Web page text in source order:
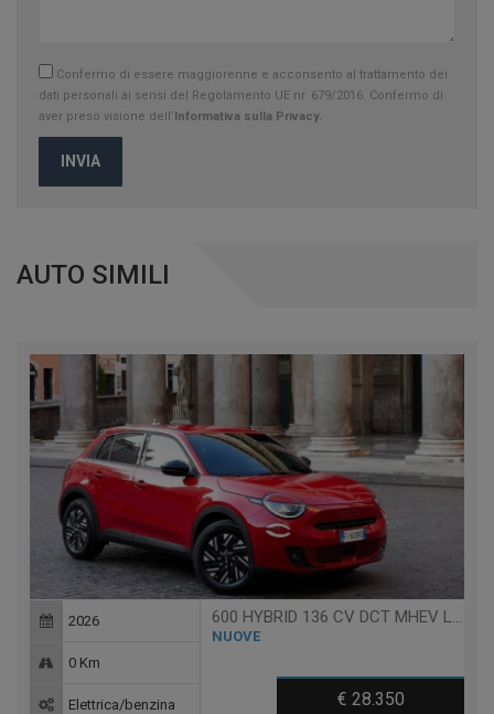
Confermo di essere maggiorenne e acconsento al trattamento dei
dati personali ai sensi del Regolamento UE nr. 679/2016. Confermo di
aver preso visione dell’ Informativa sulla Privacy.
INVIA
AUTO SIMILI
600 HYBRID 136 CV DCT MHEV LA PRIMA
NUOVE
€ 28.350
2026
0 Km
Elettrica/benzina